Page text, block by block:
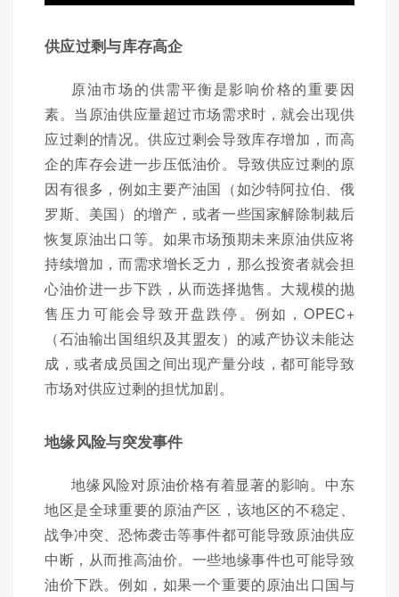
供应过剩与库存高企
原油市场的供需平衡是影响价格的重要因
素。当原油供应量超过市场需求时，就会出现供
应过剩的情况。供应过剩会导致库存增加，而高
企的库存会进一步压低油价。导致供应过剩的原
因有很多，例如主要产油国（如沙特阿拉伯、俄
罗斯、美国）的增产，或者一些国家解除制裁后
恢复原油出口等。如果市场预期未来原油供应将
持续增加，而需求增长乏力，那么投资者就会担
心油价进一步下跌，从而选择抛售。大规模的抛
售压力可能会导致开盘跌停。例如，OPEC+
（石油输出国组织及其盟友）的减产协议未能达
成，或者成员国之间出现产量分歧，都可能导致
市场对供应过剩的担忧加剧。
地缘风险与突发事件
地缘风险对原油价格有着显著的影响。中东
地区是全球重要的原油产区，该地区的不稳定、
战争冲突、恐怖袭击等事件都可能导致原油供应
中断，从而推高油价。一些地缘事件也可能导致
油价下跌。例如，如果一个重要的原油出口国与